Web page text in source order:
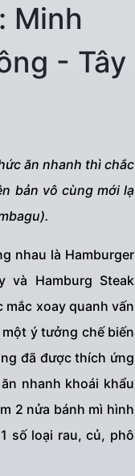
Minh
- Tây
ăn nhanh thì chắc
bản vô cùng mới lạ
nhau là Hamburger
và Hamburg Steak
xoay quanh vấn
ý tưởng chế biến
đã được thích ứng
nhanh khoái khẩu
2 nửa bánh mì hình
số loại rau, củ, phô